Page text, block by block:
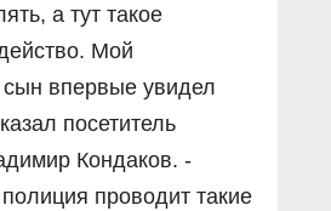
а тут такое
Мой
впервые увидел
посетитель
Кондаков. -
проводит такие